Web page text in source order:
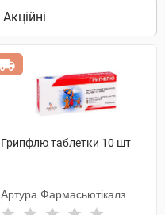
Грипфлю таблетки 10 шт
Артура Фармасьютікалз